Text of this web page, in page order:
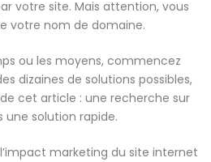
votre site. Mais attention, vous
votre nom de domaine.
ou les moyens, commencez
dizaines de solutions possibles,
cet article : une recherche sur
une solution rapide.
marketing du site internet